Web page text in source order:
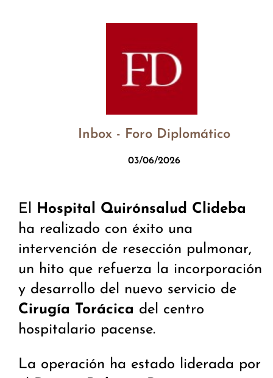
Inbox - Foro Diplomático
03/06/2026
El Hospital Quirónsalud Clideba
ha realizado con éxito una
intervención de resección pulmonar,
un hito que refuerza la incorporación
y desarrollo del nuevo servicio de
Cirugía Torácica del centro
hospitalario pacense.
La operación ha estado liderada por